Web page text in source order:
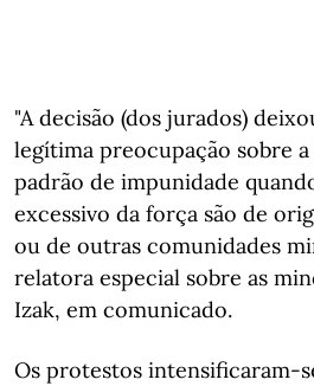
"A decisão (dos jurados)
legítima preocupação sobre
padrão de impunidade
excessivo da força são de
ou de outras comunidades
relatora especial sobre as
Izak, em comunicado.
Os protestos intensificaram-